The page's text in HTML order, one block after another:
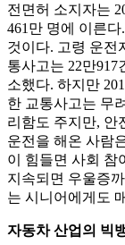
전면허 소지자는
461만 명에 이른
것이다. 고령 운전
통사고는 22만917
소했다. 하지만
한 교통사고는 무
리함도 주지만, 안
운전을 해온 사람
이 힘들면 사회 참
지속되면 우울증
는 시니어에게도
자동차 산업의 빅